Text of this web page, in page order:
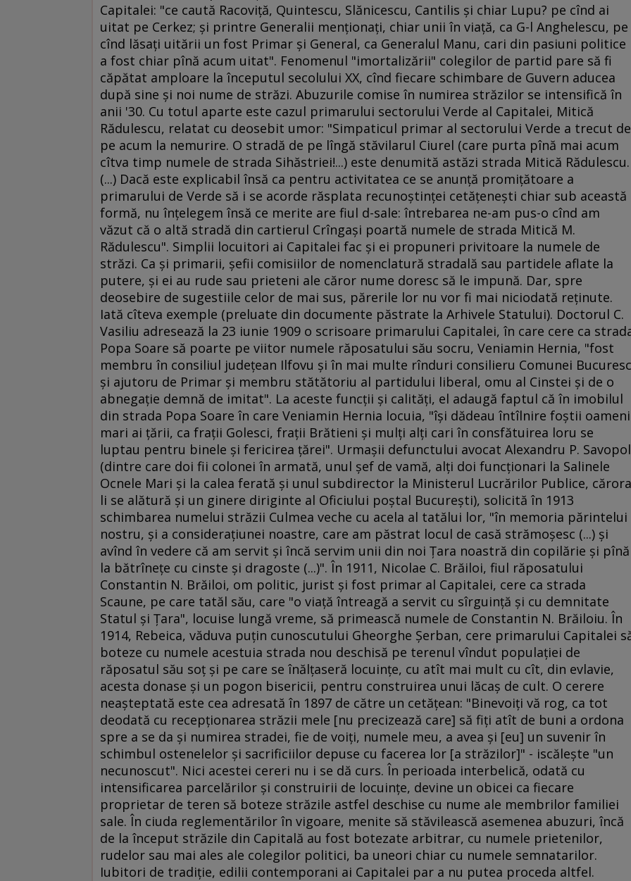
Capitalei: "ce caută Racoviţă, Quintescu, Slănicescu, Cantilis şi chiar Lupu? pe cînd ai
uitat pe Cerkez; şi printre Generalii menţionaţi, chiar unii în viaţă, ca G-l Anghelescu, pe
cînd lăsaţi uitării un fost Primar şi General, ca Generalul Manu, cari din pasiuni politice
a fost chiar pînă acum uitat". Fenomenul "imortalizării" colegilor de partid pare să fi
căpătat amploare la începutul secolului XX, cînd fiecare schimbare de Guvern aducea
după sine şi noi nume de străzi. Abuzurile comise în numirea străzilor se intensifică în
anii '30. Cu totul aparte este cazul primarului sectorului Verde al Capitalei, Mitică
Rădulescu, relatat cu deosebit umor: "Simpaticul primar al sectorului Verde a trecut de
pe acum la nemurire. O stradă de pe lîngă stăvilarul Ciurel (care purta pînă mai acum
cîtva timp numele de strada Sihăstriei!...) este denumită astăzi strada Mitică Rădulescu.
(...) Dacă este explicabil însă ca pentru activitatea ce se anunţă promiţătoare a
primarului de Verde să i se acorde răsplata recunoştinţei cetăţeneşti chiar sub această
formă, nu înţelegem însă ce merite are fiul d-sale: întrebarea ne-am pus-o cînd am
văzut că o altă stradă din cartierul Crîngaşi poartă numele de strada Mitică M.
Rădulescu". Simplii locuitori ai Capitalei fac şi ei propuneri privitoare la numele de
străzi. Ca şi primarii, şefii comisiilor de nomenclatură stradală sau partidele aflate la
putere, şi ei au rude sau prieteni ale căror nume doresc să le impună. Dar, spre
deosebire de sugestiile celor de mai sus, părerile lor nu vor fi mai niciodată reţinute.
Iată cîteva exemple (preluate din documente păstrate la Arhivele Statului). Doctorul C.
Vasiliu adresează la 23 iunie 1909 o scrisoare primarului Capitalei, în care cere ca
Popa Soare să poarte pe viitor numele răposatului său socru, Veniamin Hernia, "fost
membru în consiliul judeţean Ilfovu şi în mai multe rînduri consilieru Comunei
şi ajutoru de Primar şi membru stătătoriu al partidului liberal, omu al Cinstei şi de o
abnegaţie demnă de imitat". La aceste funcţii şi calităţi, el adaugă faptul că în imobilul
din strada Popa Soare în care Veniamin Hernia locuia, "îşi dădeau întîlnire foştii oameni
mari ai ţării, ca fraţii Golesci, fraţii Brătieni şi mulţi alţi cari în consfătuirea loru se
luptau pentru binele şi fericirea ţărei". Urmaşii defunctului avocat Alexandru P. Savopol
(dintre care doi fii colonei în armată, unul şef de vamă, alţi doi funcţionari la Salinele
Ocnele Mari şi la calea ferată şi unul subdirector la Ministerul Lucrărilor Publice, cărora
li se alătură şi un ginere diriginte al Oficiului poştal Bucureşti), solicită în 1913
schimbarea numelui străzii Culmea veche cu acela al tatălui lor, "în memoria părintelui
nostru, şi a consideraţiunei noastre, care am păstrat locul de casă strămoşesc (...) şi
avînd în vedere că am servit şi încă servim unii din noi Ţara noastră din copilărie şi pînă
la bătrîneţe cu cinste şi dragoste (...)". În 1911, Nicolae C. Brăiloi, fiul răposatului
Constantin N. Brăiloi, om politic, jurist şi fost primar al Capitalei, cere ca strada
Scaune, pe care tatăl său, care "o viaţă întreagă a servit cu sîrguinţă şi cu demnitate
Statul şi Ţara", locuise lungă vreme, să primească numele de Constantin N. Brăiloiu. În
1914, Rebeica, văduva puţin cunoscutului Gheorghe Şerban, cere primarului Capitalei
boteze cu numele acestuia strada nou deschisă pe terenul vîndut populaţiei de
răposatul său soţ şi pe care se înălţaseră locuinţe, cu atît mai mult cu cît, din evlavie,
acesta donase şi un pogon bisericii, pentru construirea unui lăcaş de cult. O cerere
neaşteptată este cea adresată în 1897 de către un cetăţean: "Binevoiţi vă rog, ca tot
deodată cu recepţionarea străzii mele [nu precizează care] să fiţi atît de buni a ordona
spre a se da şi numirea stradei, fie de voiţi, numele meu, a avea şi [eu] un suvenir în
schimbul ostenelelor şi sacrificiilor depuse cu facerea lor [a străzilor]" - iscăleşte "un
necunoscut". Nici acestei cereri nu i se dă curs. În perioada interbelică, odată cu
intensificarea parcelărilor şi construirii de locuinţe, devine un obicei ca fiecare
proprietar de teren să boteze străzile astfel deschise cu nume ale membrilor familiei
sale. În ciuda reglementărilor în vigoare, menite să stăvilească asemenea abuzuri, încă
de la început străzile din Capitală au fost botezate arbitrar, cu numele prietenilor,
rudelor sau mai ales ale colegilor politici, ba uneori chiar cu numele semnatarilor.
Iubitori de tradiţie, edilii contemporani ai Capitalei par a nu putea proceda altfel.